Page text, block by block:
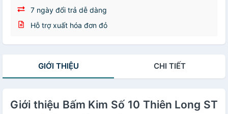
7 ngày đổi trả dễ dàng
Hỗ trợ xuất hóa đơn đỏ
GIỚI THIỆU CHI TIẾT
Giới thiệu Bấm Kim Số 10 Thiên Long ST